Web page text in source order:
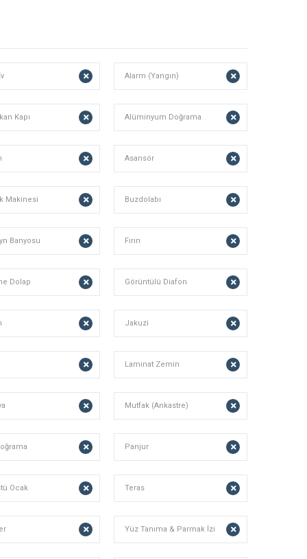
Alarm (Yangın)
Kapı Alüminyum Doğrama
Asansör
Makinesi Buzdolabı
Banyosu Fırın
Dolap Görüntülü Diafon
Jakuzi
Laminat Zemin
Mutfak (Ankastre)
Panjur
Ocak Teras
Yüz Tanıma & Parmak İzi